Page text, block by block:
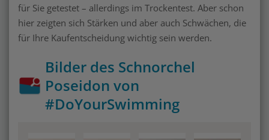
für Sie getestet – allerdings im Trockentest. Aber schon
hier zeigten sich Stärken und aber auch Schwächen, die
für Ihre Kaufentscheidung wichtig sein werden.
Bilder des Schnorchel
Poseidon von
#DoYourSwimming